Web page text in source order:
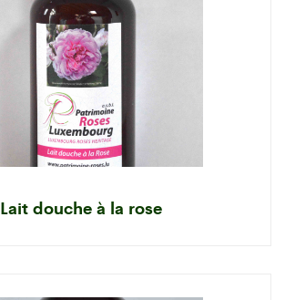
Lait douche à la rose